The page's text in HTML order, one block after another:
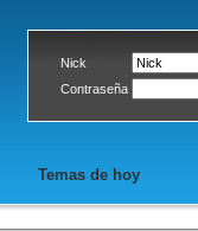
Nick
Contraseña
Temas de hoy